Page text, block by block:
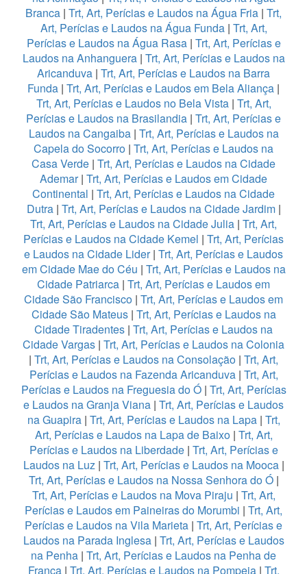
Branca | Trt, Art, Perícias e Laudos na Água Fria | Trt,
Art, Perícias e Laudos na Água Funda| Trt, Art,
Perícias e Laudos na Água Rasa | Trt, Art, Perícias e
Laudos na Anhanguera| Trt, Art, Perícias e Laudos na
Aricanduva | Trt, Art, Perícias e Laudos na Barra
Funda | Trt, Art, Perícias e Laudos em Bela Aliança |
Trt, Art, Perícias e Laudos no Bela Vista| Trt, Art,
Perícias e Laudos na Brasilandia | Trt, Art, Perícias e
Laudos na Cangaiba| Trt, Art, Perícias e Laudos na
Capela do Socorro | Trt, Art, Perícias e Laudos na
Casa Verde | Trt, Art, Perícias e Laudos na Cidade
Ademar| Trt, Art, Perícias e Laudos em Cidade
Continental | Trt, Art, Perícias e Laudos na Cidade
Dutra | Trt, Art, Perícias e Laudos na Cidade Jardim|
Trt, Art, Perícias e Laudos na Cidade Julia | Trt, Art,
Perícias e Laudos na Cidade Kemel | Trt, Art, Perícias
e Laudos na Cidade Lider| Trt, Art, Perícias e Laudos
em Cidade Mae do Céu | Trt, Art, Perícias e Laudos na
Cidade Patriarca | Trt, Art, Perícias e Laudos em
Cidade São Francisco | Trt, Art, Perícias e Laudos em
Cidade São Mateus| Trt, Art, Perícias e Laudos na
Cidade Tiradentes | Trt, Art, Perícias e Laudos na
Cidade Vargas | Trt, Art, Perícias e Laudos na Colonia
| Trt, Art, Perícias e Laudos na Consolação | Trt, Art,
Perícias e Laudos na Fazenda Aricanduva| Trt, Art,
Perícias e Laudos na Freguesia do Ó| Trt, Art, Perícias
e Laudos na Granja Viana | Trt, Art, Perícias e Laudos
na Guapira| Trt, Art, Perícias e Laudos na Lapa| Trt,
Art, Perícias e Laudos na Lapa de Baixo | Trt, Art,
Perícias e Laudos na Liberdade | Trt, Art, Perícias e
Laudos na Luz| Trt, Art, Perícias e Laudos na Mooca|
Trt, Art, Perícias e Laudos na Nossa Senhora do Ó|
Trt, Art, Perícias e Laudos na Mova Piraju | Trt, Art,
Perícias e Laudos em Paineiras do Morumbi | Trt, Art,
Perícias e Laudos na Vila Marieta | Trt, Art, Perícias e
Laudos na Parada Inglesa | Trt, Art, Perícias e Laudos
na Penha | Trt, Art, Perícias e Laudos na Penha de
França | Trt, Art, Perícias e Laudos na Pompeia| Trt,